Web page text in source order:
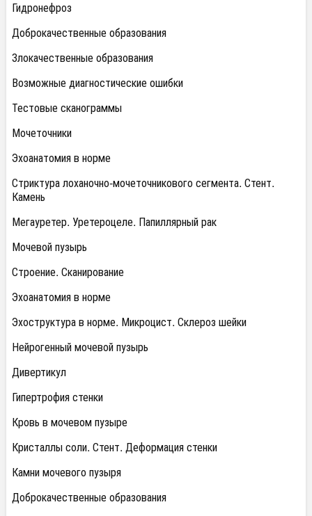
Гидронефроз
Доброкачественные образования
Злокачественные образования
Возможные диагностические ошибки
Тестовые сканограммы
Мочеточники
Эхоанатомия в норме
Стриктура лоханочно-мочеточникового сегмента. Стент.
Камень
Мегауретер. Уретероцеле. Папиллярный рак
Мочевой пузырь
Строение. Сканирование
Эхоанатомия в норме
Эхоструктура в норме. Микроцист. Склероз шейки
Нейрогенный мочевой пузырь
Дивертикул
Гипертрофия стенки
Кровь в мочевом пузыре
Кристаллы соли. Стент. Деформация стенки
Камни мочевого пузыря
Доброкачественные образования